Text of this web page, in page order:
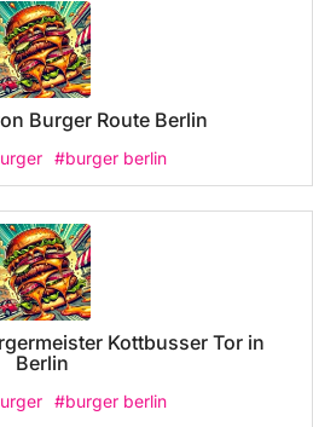
Burger Route Berlin
#burger berlin
Kottbusser Tor in
Berlin
#burger berlin